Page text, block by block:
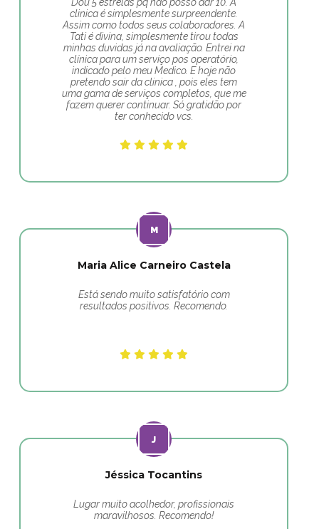
clinica é simplesmente surpreendente.
Assim como todos seus colaboradores. A
Tati é divina, simplesmente tirou todas
minhas duvidas já na avaliação. Entrei na
clínica para um serviço pos operatório,
indicado pelo meu Medico. E hoje não
pretendo sair da clinica , pois eles tem
uma gama de serviços completos, que me
fazem querer continuar. Só gratidão por
ter conhecido vcs.
Maria Alice Carneiro Castela
Está sendo muito satisfatório com
resultados positivos. Recomendo.
Jéssica Tocantins
Lugar muito acolhedor, profissionais
maravilhosos. Recomendo!